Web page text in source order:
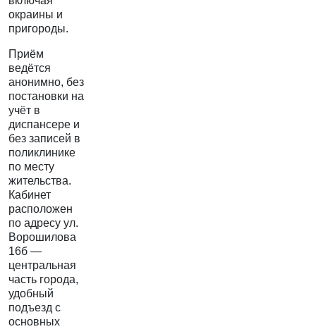
окраины и
пригороды.
Приём
ведётся
анонимно, без
постановки на
учёт в
диспансере и
без записей в
поликлинике
по месту
жительства.
Кабинет
расположен
по адресу ул.
Ворошилова
16б —
центральная
часть города,
удобный
подъезд с
основных